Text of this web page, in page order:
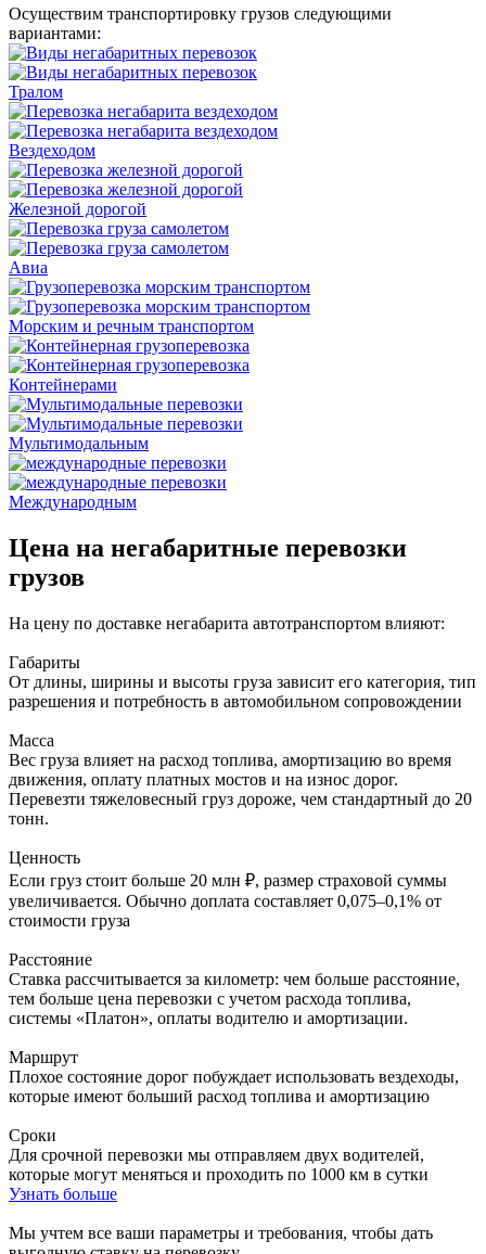
Осуществим транспортировку грузов следующими
вариантами:
Тралом
Вездеходом
Железной дорогой
Авиа
Морским и речным транспортом
Контейнерами
Мультимодальным
Международным
Цена на негабаритные перевозки
грузов
На цену по доставке негабарита автотранспортом влияют:
Габариты
От длины, ширины и высоты груза зависит его категория, тип
разрешения и потребность в автомобильном сопровождении
Масса
Вес груза влияет на расход топлива, амортизацию во время
движения, оплату платных мостов и на износ дорог.
Перевезти тяжеловесный груз дороже, чем стандартный до 20
тонн.
Ценность
Если груз стоит больше 20 млн ₽, размер страховой суммы
увеличивается. Обычно доплата составляет 0,075–0,1% от
стоимости груза
Расстояние
Ставка рассчитывается за километр: чем больше расстояние,
тем больше цена перевозки с учетом расхода топлива,
системы «Платон», оплаты водителю и амортизации.
Маршрут
Плохое состояние дорог побуждает использовать вездеходы,
которые имеют больший расход топлива и амортизацию
Сроки
Для срочной перевозки мы отправляем двух водителей,
которые могут меняться и проходить по 1000 км в сутки
Узнать больше
Мы учтем все ваши параметры и требования, чтобы дать